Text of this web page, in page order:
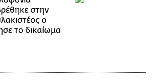
στην
ο
το δικαίωμα